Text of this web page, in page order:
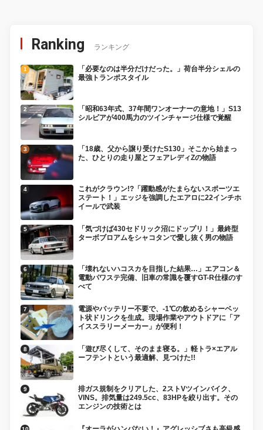
Ranking ランキング
「必要なのは半分だけだった。」荷台半分シェルの
最強トランポスタイル
「昭和63年式、37年間ワンオーナーの意地！」S13
シルビアが400馬力のツインチャージ仕様で覚醒
「18歳、父から譲り受けたS130」そこから始まっ
た、ひとりの走り屋とフェアレディZの物語
これがクラウン!?「躍動感がたまらないスポーツエ
ステート！」エッジを強調したエアロに22インチホ
イールで武装
「気づけば430セドリック沼にドップリ！」最終型
ターボブロアムをシャコタンで愛し抜く男の物語
「壊れないハコスカを目指した結果…」エアコン＆
電動パワステ完備、旧車の常識を覆すGT-R仕様のす
べて
電源やバッテリー不要で、-1℃の飲めるシャーベッ
ト状ドリンクを生成。現場作業やアウトドアに「ア
イススラリーメーカー」が便利！
「遊び尽くして、そのまま寝る。」軽トラ×エアル
ーフテントという最適解、見つけた!!
排ガス規制をクリアした、2ストVツインバイク、
VINS。排気量は249.5cc、83HPを絞り出す。その
エンジンの技術とは